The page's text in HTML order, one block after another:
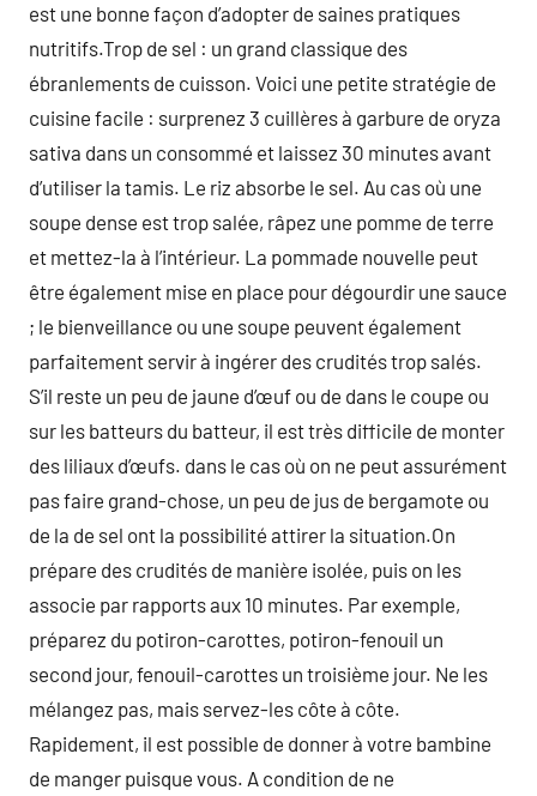
est une bonne façon d’adopter de saines pratiques
nutritifs.Trop de sel : un grand classique des
ébranlements de cuisson. Voici une petite stratégie de
cuisine facile : surprenez 3 cuillères à garbure de oryza
sativa dans un consommé et laissez 30 minutes avant
d’utiliser la tamis. Le riz absorbe le sel. Au cas où une
soupe dense est trop salée, râpez une pomme de terre
et mettez-la à l’intérieur. La pommade nouvelle peut
être également mise en place pour dégourdir une sauce
; le bienveillance ou une soupe peuvent également
parfaitement servir à ingérer des crudités trop salés.
S’il reste un peu de jaune d’œuf ou de dans le coupe ou
sur les batteurs du batteur, il est très difficile de monter
des liliaux d’œufs. dans le cas où on ne peut assurément
pas faire grand-chose, un peu de jus de bergamote ou
de la de sel ont la possibilité attirer la situation.On
prépare des crudités de manière isolée, puis on les
associe par rapports aux 10 minutes. Par exemple,
préparez du potiron-carottes, potiron-fenouil un
second jour, fenouil-carottes un troisième jour. Ne les
mélangez pas, mais servez-les côte à côte.
Rapidement, il est possible de donner à votre bambine
de manger puisque vous. A condition de ne